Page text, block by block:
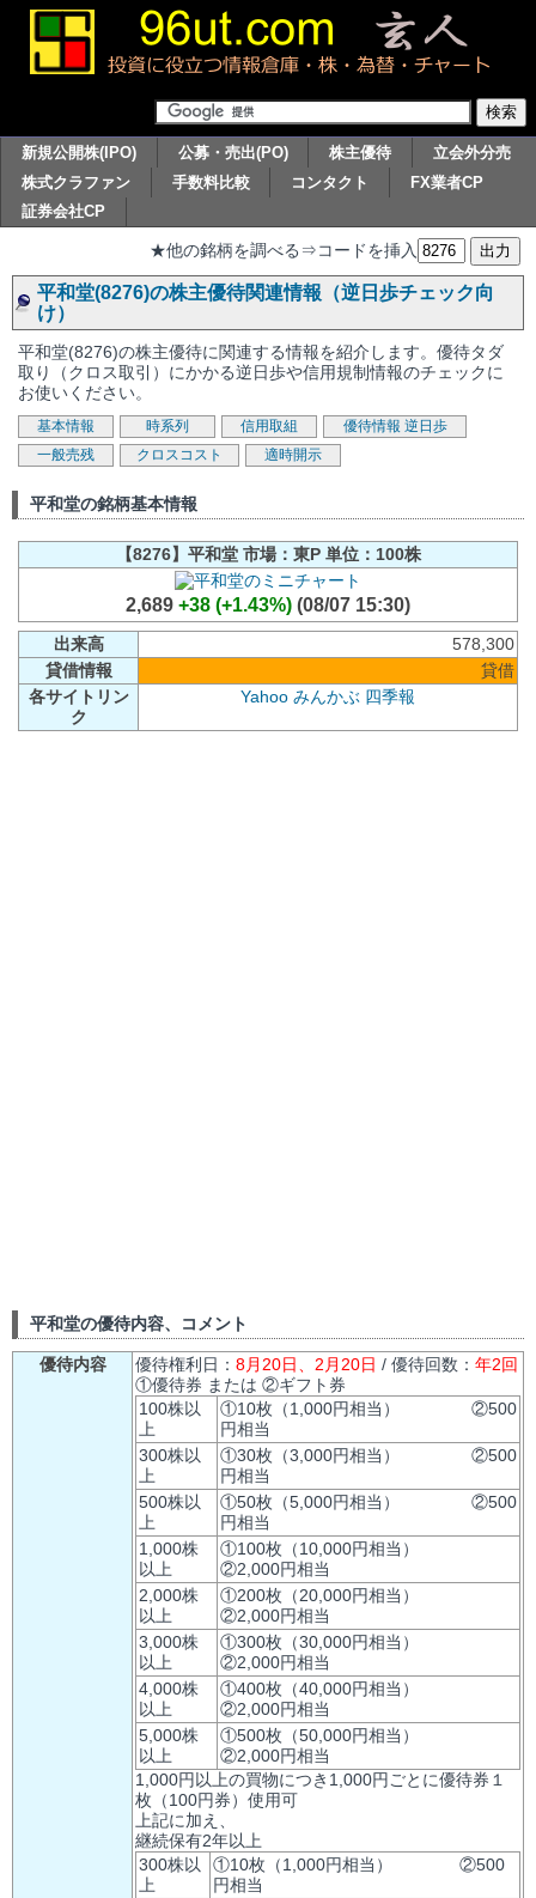
新規公開株(IPO) 公募・売出(PO) 株主優待
立会外分売
株式クラファン
手数料比較 コンタクト
FX業者CP
証券会社CP
★他の銘柄を調べる⇒コードを挿入
平和堂(8276)の株主優待関連情報（逆日歩チェック向
け）
平和堂(8276)の株主優待に関連する情報を紹介します。優待タダ
取り（クロス取引）にかかる逆日歩や信用規制情報のチェックに
お使いください。
基本情報 時系列 信用取組 優待情報 逆日歩
一般売残
クロスコスト 適時開示
平和堂の銘柄基本情報
【8276】平和堂 市場：東P 単位：100株
2,689 +38 (+1.43%) (08/07 15:30)
出来高
578,300
貸借情報
貸借
各サイトリン
ク
Yahoo みんかぶ 四季報
平和堂の優待内容、コメント
優待内容 優待権利日： 8月20日、2月20日 / 優待回数： 年2回
①優待券 または ②ギフト券
100株以
上
①10枚（1,000円相当） ②500
円相当
300株以
上
①30枚（3,000円相当） ②500
円相当
500株以
上
①50枚（5,000円相当） ②500
円相当
1,000株
以上
①100枚（10,000円相当）
②2,000円相当
2,000株
以上
①200枚（20,000円相当）
②2,000円相当
3,000株
以上
①300枚（30,000円相当）
②2,000円相当
4,000株
以上
①400枚（40,000円相当）
②2,000円相当
5,000株
以上
①500枚（50,000円相当）
②2,000円相当
1,000円以上の買物につき1,000円ごとに優待券１
枚（100円券）使用可
上記に加え、
継続保有2年以上
300株以
上
①10枚（1,000円相当） ②500
円相当